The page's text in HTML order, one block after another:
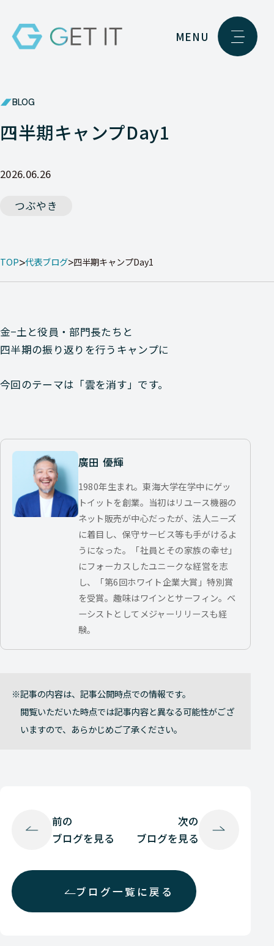
MENU
BLOG
四半期キャンプDay1
2026.06.26
つぶやき
TOP 代表ブログ 四半期キャンプDay1
金−土と役員・部門長たちと
四半期の振り返りを行うキャンプに
今回のテーマは「雲を消す」です。
廣田 優輝
1980年生まれ。東海大学在学中にゲッ
トイットを創業。当初はリユース機器の
ネット販売が中心だったが、法人ニーズ
に着目し、保守サービス等も手がけるよ
うになった。「社員とその家族の幸せ」
にフォーカスしたユニークな経営を志
し、「第6回ホワイト企業大賞」特別賞
を受賞。趣味はワインとサーフィン。ベ
ーシストとしてメジャーリリースも経
験。
記事の内容は、記事公開時点での情報です。
閲覧いただいた時点では記事内容と異なる可能性がござ
いますので、あらかじめご了承ください。
前の
ブログを見る
ブログ一覧に戻る
次の
ブログを見る